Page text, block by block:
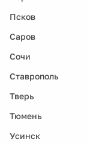
Псков
Саров
Сочи
Ставрополь
Тверь
Тюмень
Усинск